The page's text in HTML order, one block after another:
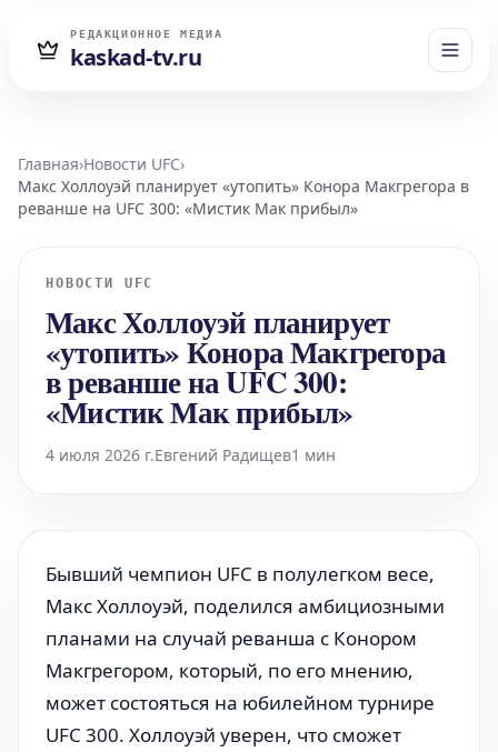
РЕДАКЦИОННОЕ МЕДИА
kaskad-tv.ru
Главная›Новости UFC›
Макс Холлоуэй планирует «утопить» Конора Макгрегора в
реванше на UFC 300: «Мистик Мак прибыл»
НОВОСТИ UFC
Макс Холлоуэй планирует
«утопить» Конора Макгрегора
в реванше на UFC 300:
«Мистик Мак прибыл»
4 июля 2026 г.Евгений Радищев1 мин
Бывший чемпион UFC в полулегком весе,
Макс Холлоуэй, поделился амбициозными
планами на случай реванша с Конором
Макгрегором, который, по его мнению,
может состояться на юбилейном турнире
UFC 300. Холлоуэй уверен, что сможет